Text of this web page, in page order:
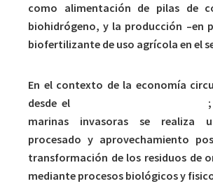
como alimentación de pilas de
biohidrógeno, y la producción –en
biofertilizante de uso agrícola en el
En el contexto de la economía
desde el
marinas invasoras se realiza
procesado y aprovechamiento
transformación de los residuos de
mediante procesos biológicos y